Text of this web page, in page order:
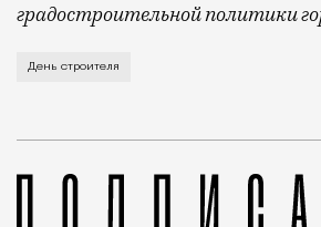
градостроительной политики
В этом году
День строителя